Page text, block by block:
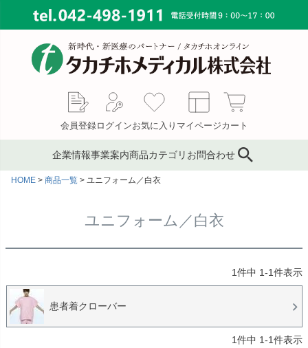
会員登録ログインお気に入り マイページカート
企業情報
会社概要
事業案内
サプライ事業
コンサルティング
商品カテゴリ
ブランド 鍼灸鍼・鍼用品
もぐさ・温灸用品／電子
温灸器
サポーター
キャスト材・スプリント
包帯 消毒用品
お問合わせ
HOME 商品一覧 ユニフォーム／白衣
ユニフォーム／白衣
1件中 1-1件表示
患者着クローバー
1件中 1-1件表示